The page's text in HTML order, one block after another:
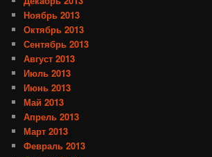
Ноябрь 2013
Октябрь 2013
Сентябрь 2013
Август 2013
Июль 2013
Июнь 2013
Май 2013
Апрель 2013
Март 2013
Февраль 2013